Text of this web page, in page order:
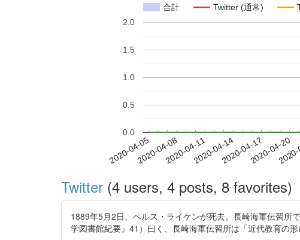
合計 Twitter (通常)
2020-04-052020-04-082020-04-112020-04-142020-04-172020-04-20
0.0
0.5
1.0
1.5
2.0
Twitter (4 users, 4 posts, 8 favorites)
1889年5月2日、ペルス・ライケンが死去。長崎海軍伝習所
学図書館紀要』41）曰く、長崎海軍伝習所は「近代教育の